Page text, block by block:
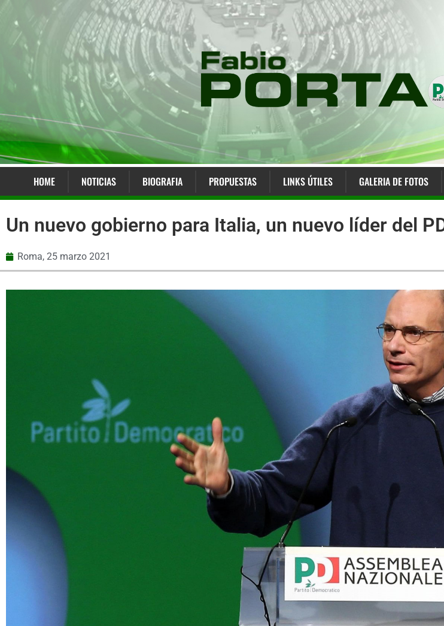
HOME NOTICIAS BIOGRAFIA PROPUESTAS LINKS ÚTILES GALERIA DE FOTOS
Un nuevo gobierno para Italia, un nuevo líder del
Roma, 25 marzo 2021